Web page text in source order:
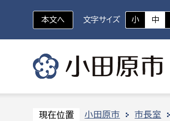
いざというときに
対象者を選択
組織から探す
本文へ 文字サイズ 小 中
現在位置 小田原市 市長室